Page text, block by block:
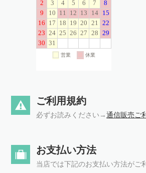
ご利用規約
必ずお読みください→通信販売ご
お支払い方法
当店では下記のお支払い方法がご